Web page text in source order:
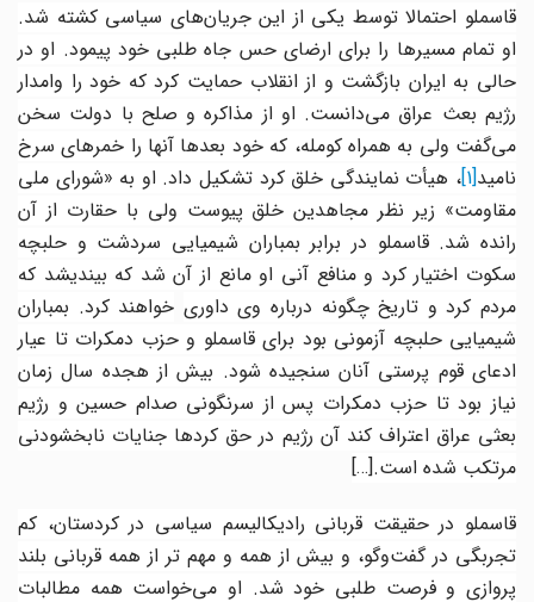
قاسملو احتمالا توسط یکی از این جریان‌های سیاسی کشته شد.
او تمام مسیرها را برای ارضای حس جاه طلبی خود پیمود. او در
حالی به ایران بازگشت و از انقلاب حمایت کرد که خود را وامدار
رژیم بعث عراق می‌دانست. او از مذاکره و صلح با دولت سخن
می‌گفت ولی به همراه کومله، که خود بعدها آنها را خمرهای سرخ
نامید[1] ، هیأت نمایندگی خلق کرد تشکیل داد. او به «شورای ملی
مقاومت» زیر نظر مجاهدین خلق پیوست ولی با حقارت از آن
رانده شد. قاسملو در برابر بمباران شیمیایی سردشت و حلبچه
سکوت اختیار کرد و منافع آنی او مانع از آن شد که بیندیشد که
مردم کرد و تاریخ چگونه درباره وی داوری خواهند کرد. بمباران
شیمیایی حلبچه آزمونی بود برای قاسملو و حزب دمکرات تا عیار
ادعای قوم پرستی آنان سنجیده شود. بیش از هجده سال زمان
نیاز بود تا حزب دمکرات پس از سرنگونی صدام حسین و رژیم
بعثی عراق اعتراف کند آن رژیم در حق کردها جنایات نابخشودنی
مرتکب شده است.[…]
قاسملو در حقیقت قربانی رادیکالیسم سیاسی در کردستان، کم
تجربگی در گفت‌و‌گو، و بیش از همه و مهم تر از همه قربانی بلند
پروازی و فرصت طلبی خود شد. او می‌خواست همه مطالبات